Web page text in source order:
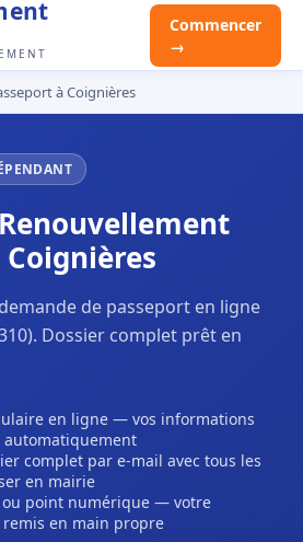
Commencer
→
à Coignières
de passeport en ligne
Dossier complet prêt en
en ligne — vos informations
automatiquement
complet par e-mail avec tous les
en mairie
ou point numérique — votre
en main propre